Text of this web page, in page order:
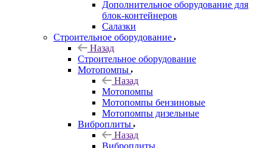
Дополнительное оборудование для
блок-контейнеров
Салазки
Строительное оборудование
Назад
Строительное оборудование
Мотопомпы
Назад
Мотопомпы
Мотопомпы бензиновые
Мотопомпы дизельные
Виброплиты
Назад
Виброплиты